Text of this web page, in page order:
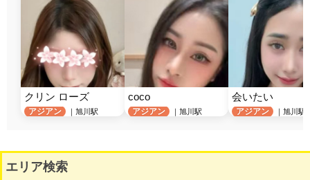
クリン ローズ
アジアン ｜旭川駅
coco
アジアン ｜旭川駅
会いたい
アジアン ｜旭川駅
エリア検索